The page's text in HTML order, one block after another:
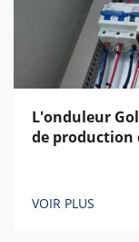
L'onduleur
de production
VOIR PLUS